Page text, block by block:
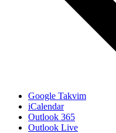
Google Takvim
iCalendar
Outlook 365
Outlook Live